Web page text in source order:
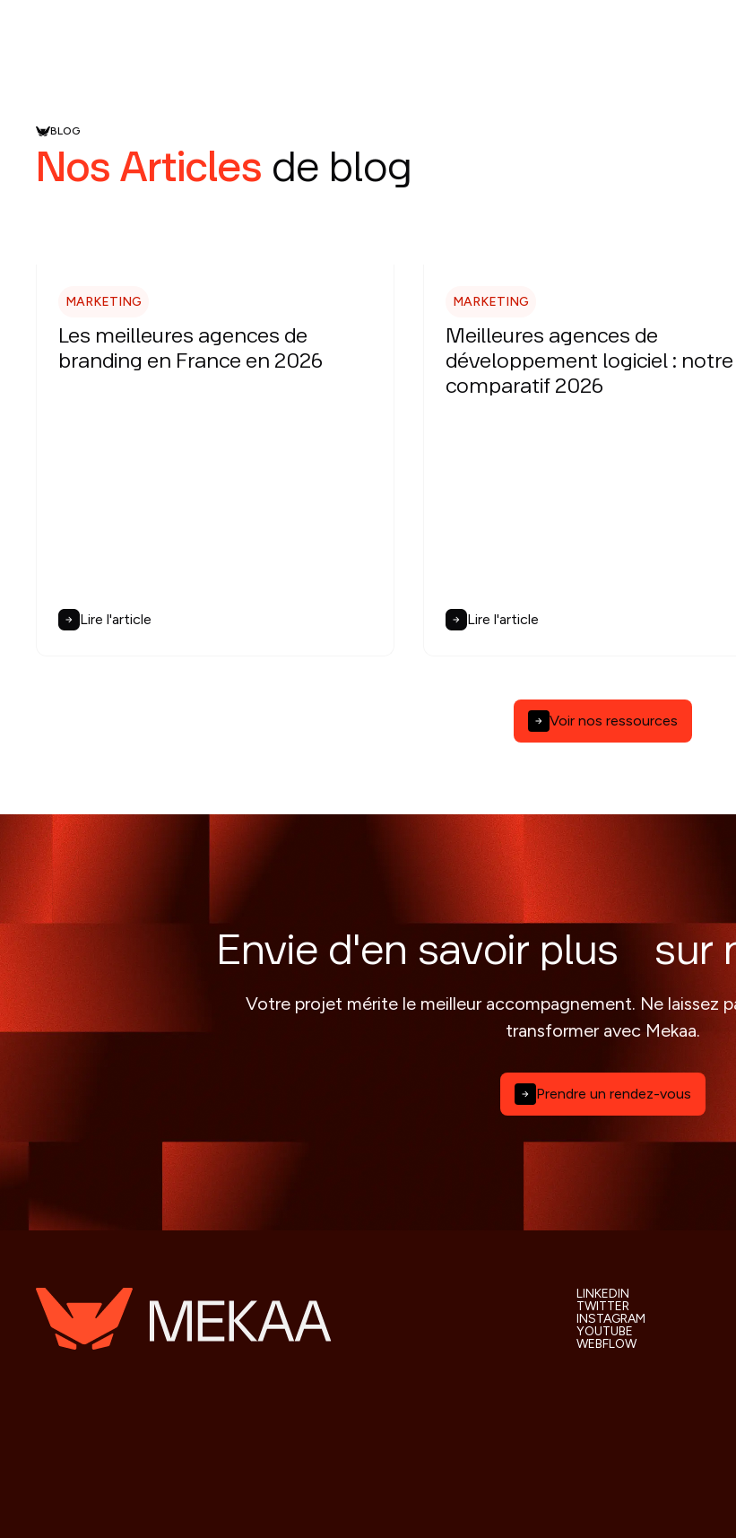
BLOG
Nos Articles de blog
MARKETING
Les meilleures agences de
branding en France en 2026
Lire l'article
MARKETING
Meilleures agences de
développement logiciel : notre
comparatif 2026
Lire l'article
Voir nos ressources
Envie d'en savoir plus sur
Votre projet mérite le meilleur accompagnement. Ne laissez
transformer avec Mekaa.
Prendre un rendez-vous
LINKEDIN
TWITTER
INSTAGRAM
YOUTUBE
WEBFLOW